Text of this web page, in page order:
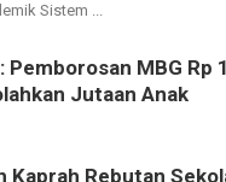
Sistem ...
Pemborosan MBG Rp
Jutaan Anak
Kaprah Rebutan